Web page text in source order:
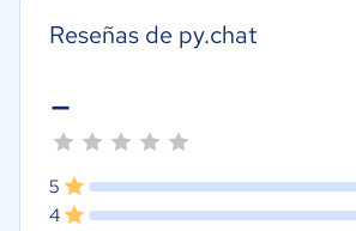
Reseñas de py.chat
-
5
4